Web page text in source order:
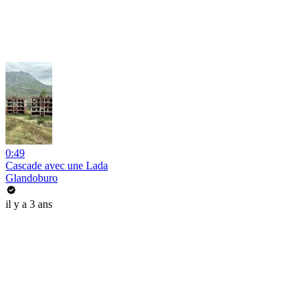
0:49
Cascade avec une Lada
Glandoburo
il y a 3 ans